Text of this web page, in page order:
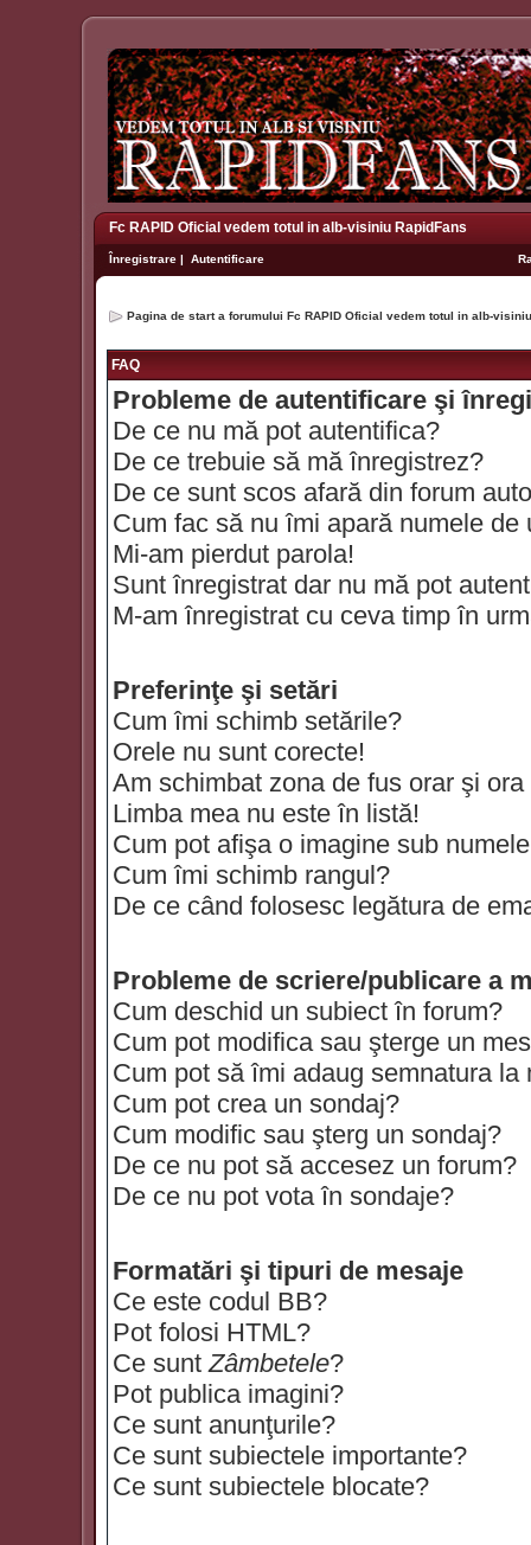
Fc RAPID Oficial vedem totul in alb-visiniu RapidFans
Înregistrare | Autentificare
Pagina de start a forumului Fc RAPID Oficial vedem totul in alb-
FAQ
Probleme de autentificare şi
De ce nu mă pot autentifica?
De ce trebuie să mă înregistrez?
De ce sunt scos afară din forum
Cum fac să nu îmi apară numele
Mi-am pierdut parola!
Sunt înregistrat dar nu mă pot
M-am înregistrat cu ceva timp în
Preferinţe şi setări
Cum îmi schimb setările?
Orele nu sunt corecte!
Am schimbat zona de fus orar şi
Limba mea nu este în listă!
Cum pot afişa o imagine sub
Cum îmi schimb rangul?
De ce când folosesc legătura de
Probleme de scriere/publicare a
Cum deschid un subiect în forum?
Cum pot modifica sau şterge un
Cum pot să îmi adaug semnatura la
Cum pot crea un sondaj?
Cum modific sau şterg un sondaj?
De ce nu pot să accesez un forum?
De ce nu pot vota în sondaje?
Formatări şi tipuri de mesaje
Ce este codul BB?
Pot folosi HTML?
Ce suntZâmbetele?
Pot publica imagini?
Ce sunt anunţurile?
Ce sunt subiectele importante?
Ce sunt subiectele blocate?